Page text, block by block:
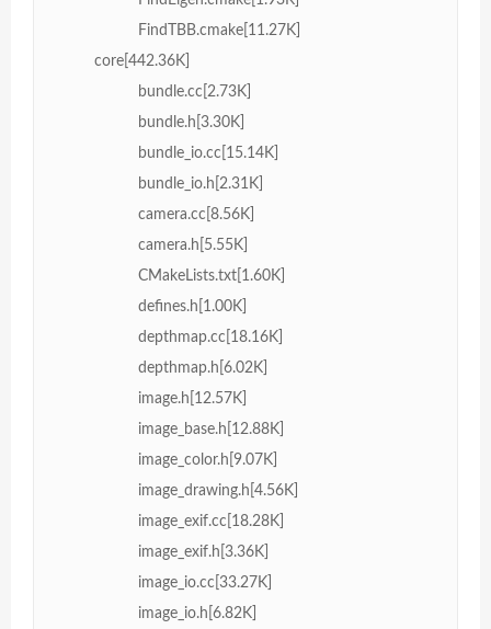
FindTBB.cmake[11.27K]
core[442.36K]
bundle.cc[2.73K]
bundle.h[3.30K]
bundle_io.cc[15.14K]
bundle_io.h[2.31K]
camera.cc[8.56K]
camera.h[5.55K]
CMakeLists.txt[1.60K]
defines.h[1.00K]
depthmap.cc[18.16K]
depthmap.h[6.02K]
image.h[12.57K]
image_base.h[12.88K]
image_color.h[9.07K]
image_drawing.h[4.56K]
image_exif.cc[18.28K]
image_exif.h[3.36K]
image_io.cc[33.27K]
image_io.h[6.82K]